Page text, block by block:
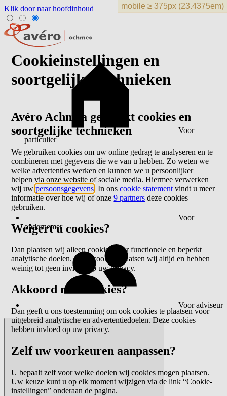
Klik door naar hoofdinhoud
Voor
particulier
Voor
ondernemer
Voor adviseur
Cookieinstellingen en
soortgelijke technieken
Avéro Achmea gebruikt cookies en
soortgelijke technieken
We gebruiken cookies om uw online gedrag te analyseren en te
combineren met gegevens die we van u hebben. Zo weten we
welke advertenties werken en kunnen we u persoonlijker
helpen via onze website of sociale media. Hiermee verwerken
wij uwpersoonsgegevens . In onscookie statement vindt u meer
informatie over hoe wij of onze9 partners deze cookies
gebruiken.
Weigert u cookies?
Dan plaatsen wij alleen cookies voor functionele en beperkt
analytische doelen. Deze cookies plaatsen wij altijd en hebben
weinig tot geen invloed op uw privacy.
Akkoord met cookies?
Dan geeft u ons toestemming om ook cookies te plaatsen voor
uitgebreid analytische en advertentiedoelen. Deze cookies
hebben invloed op uw privacy.
Zelf uw voorkeuren aanpassen?
U bepaalt zelf voor welke doelen wij cookies mogen plaatsen.
Uw keuze kunt u op elk moment wijzigen via de link “Cookie-
instellingen” onderaan de pagina.